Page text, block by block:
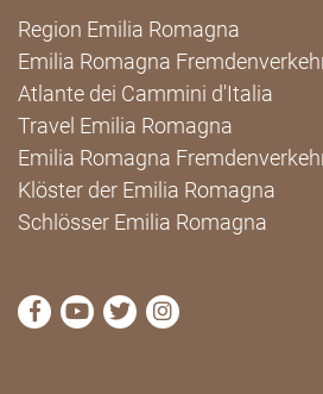
Region Emilia Romagna
Emilia Romagna
Atlante dei Cammini d'Italia
Travel Emilia Romagna
Emilia Romagna
Klöster der Emilia Romagna
Schlösser Emilia Romagna
die Seite Facebook von
die Seite YouTube von
die Seite Twitter
die Seite